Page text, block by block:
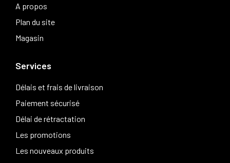
A propos
Plan du site
Magasin
Services
Délais et frais de livraison
Paiement sécurisé
Délai de rétractation
Les promotions
Les nouveaux produits